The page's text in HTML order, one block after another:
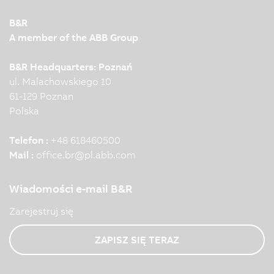
B&R
A member of the ABB Group
B&R Headquarters: Poznań
ul. Malachowskiego 10
61-129 Poznan
Polska
Telefon : +48 618460500
Mail : office.br@pl.abb.com
Wiadomości e-mail B&R
Zarejestruj się
ZAPISZ SIĘ TERAZ